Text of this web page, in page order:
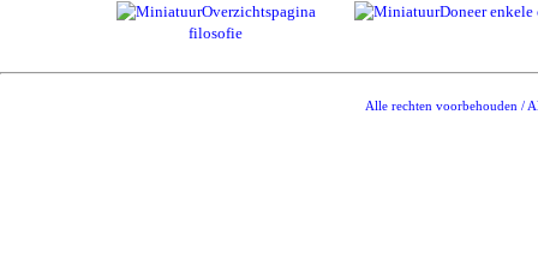
Overzichtspagina
filosofie
Doneer enkele
Alle rechten voorbehouden /